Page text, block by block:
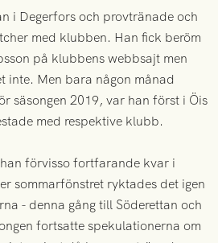
i Degerfors och provtränade och
med klubben. Han fick beröm
på klubbens webbsajt men
inte. Men bara någon månad
säsongen 2019, var han först i Öis
med respektive klubb.
förvisso fortfarande kvar i
sommarfönstret ryktades det igen
- denna gång till Söderettan och
fortsatte spekulationerna om